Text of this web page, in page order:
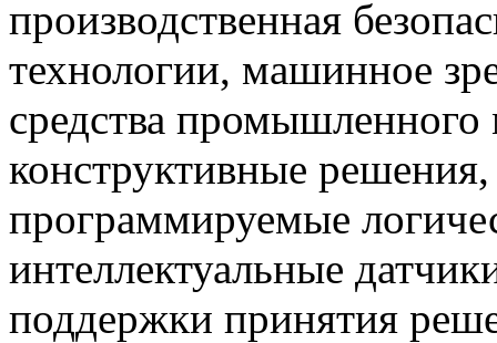
производственная
технологии, машинное
средства
конструктивные
программируемые
интеллектуальные
поддержки принятия